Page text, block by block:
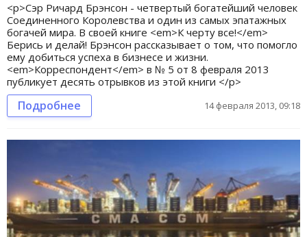
<p>Сэр Ричард Брэнсон - четвертый богатейший человек
Соединенного Королевства и один из самых эпатажных
богачей мира. В своей книге <em>К черту все!</em>
Берись и делай! Брэнсон рассказывает о том, что помогло
ему добиться успеха в бизнесе и жизни.
<em>Корреспондент</em> в № 5 от 8 февраля 2013
публикует десять отрывков из этой книги </p>
Подробнее 14 февраля 2013, 09:18